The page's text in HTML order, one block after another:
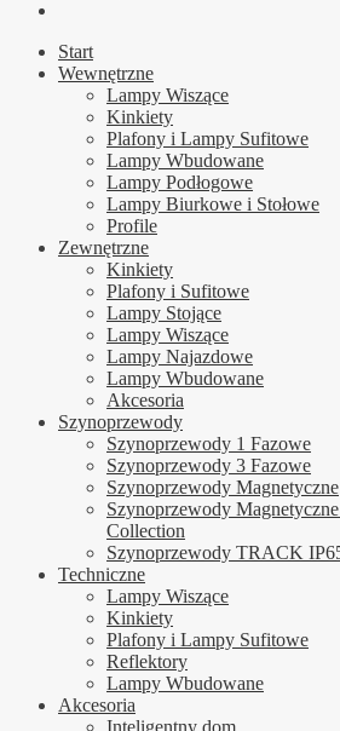
Start
Wewnętrzne
Lampy Wiszące
Kinkiety
Plafony i Lampy Sufitowe
Lampy Wbudowane
Lampy Podłogowe
Lampy Biurkowe i Stołowe
Profile
Zewnętrzne
Kinkiety
Plafony i Sufitowe
Lampy Stojące
Lampy Wiszące
Lampy Najazdowe
Lampy Wbudowane
Akcesoria
Szynoprzewody
Szynoprzewody 1 Fazowe
Szynoprzewody 3 Fazowe
Szynoprzewody Magnetyczne
Szynoprzewody
Collection
Szynoprzewody TRACK
Techniczne
Lampy Wiszące
Kinkiety
Plafony i Lampy Sufitowe
Reflektory
Lampy Wbudowane
Akcesoria
Inteligentny dom